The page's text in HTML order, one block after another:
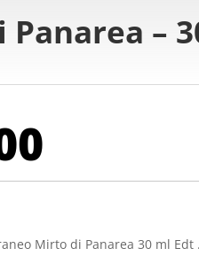
–
Mirto di Panarea 30 ml Edt